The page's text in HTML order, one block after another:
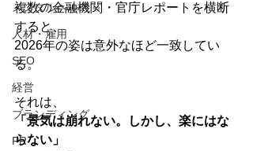
メンタルヘルス
人材・雇用
SEO
経営
ブランディング
PR
複数の金融機関・官庁レポートを横断
すると、
2026年の姿は意外なほど一致してい
る。
それは、
「景気は崩れない。しかし、楽にはな
らない」